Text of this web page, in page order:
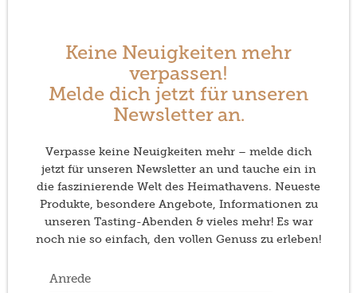
Keine Neuigkeiten mehr
verpassen!
Melde dich jetzt für unseren
Newsletter an.
Verpasse keine Neuigkeiten mehr – melde dich
jetzt für unseren Newsletter an und tauche ein in
die faszinierende Welt des Heimathavens. Neueste
Produkte, besondere Angebote, Informationen zu
unseren Tasting-Abenden & vieles mehr! Es war
noch nie so einfach, den vollen Genuss zu erleben!